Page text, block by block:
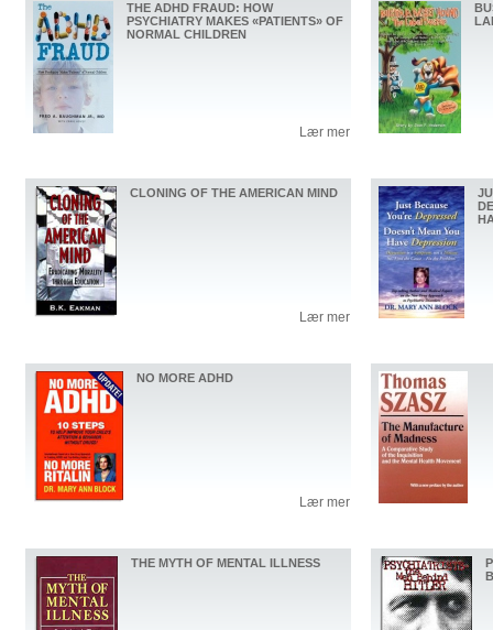
THE ADHD FRAUD: HOW
PSYCHIATRY MAKES «PATIENTS» OF
NORMAL CHILDREN
Lær mer
CLONING OF THE AMERICAN MIND
Lær mer
NO MORE ADHD
Lær mer
THE MYTH OF MENTAL ILLNESS